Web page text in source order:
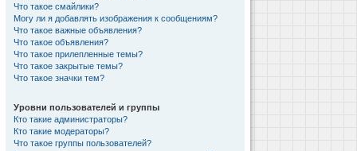
Что такое смайлики?
Могу ли я добавлять изображения к сообщениям?
Что такое важные объявления?
Что такое объявления?
Что такое прилепленные темы?
Что такое закрытые темы?
Что такое значки тем?
Уровни пользователей и группы
Кто такие администраторы?
Кто такие модераторы?
Что такое группы пользователей?